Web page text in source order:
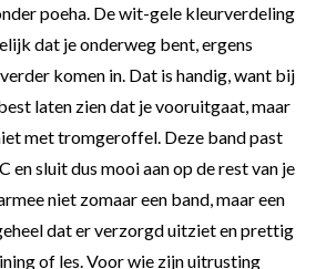
poeha. De wit-gele kleurverdeling
dat je onderweg bent, ergens
komen in. Dat is handig, want bij
laten zien dat je vooruitgaat, maar
met tromgeroffel. Deze band past
en sluit dus mooi aan op de rest van je
niet zomaar een band, maar een
dat er verzorgd uitziet en prettig
of les. Voor wie zijn uitrusting